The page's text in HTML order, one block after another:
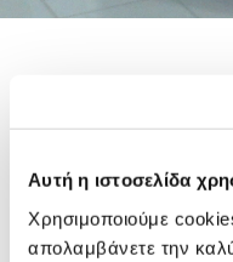
Αυτή η ιστοσελίδα
Χρησιμοποιούμε
απολαμβάνετε την
μεταχειρισμένων
σύγχρονο εξοπλισμό,
έλεγχο των αυτοκινήτων.
Στην ΝΤΕΛΗΣ